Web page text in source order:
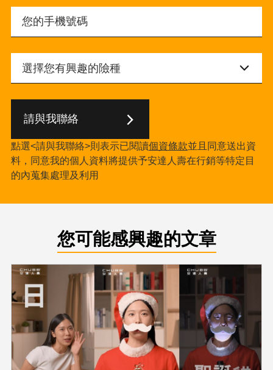
請與我聯絡
點選<請與我聯絡>則表示已閱讀個資條款並且同意送出資
料，同意我的個人資料將提供予安達人壽在行銷等特定目
的內蒐集處理及利用
您可能感興趣的文章